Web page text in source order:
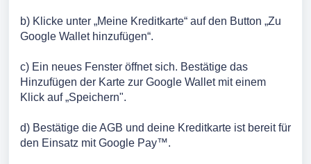
b) Klicke unter „Meine Kreditkarte“ auf den Button „Zu
Google Wallet hinzufügen“.
c) Ein neues Fenster öffnet sich. Bestätige das
Hinzufügen der Karte zur Google Wallet mit einem
Klick auf „Speichern".
d) Bestätige die AGB und deine Kreditkarte ist bereit für
den Einsatz mit Google Pay™.